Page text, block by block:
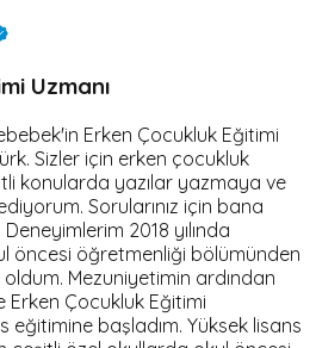
Uzmanı
Erken Çocukluk Eğitimi
Sizler için erken çocukluk
konularda yazılar yazmaya ve
Sorularınız için bana
2018 yılında
öncesi öğretmenliği bölümünden
Mezuniyetimin ardından
Erken Çocukluk Eğitimi
eğitimine başladım. Yüksek lisans